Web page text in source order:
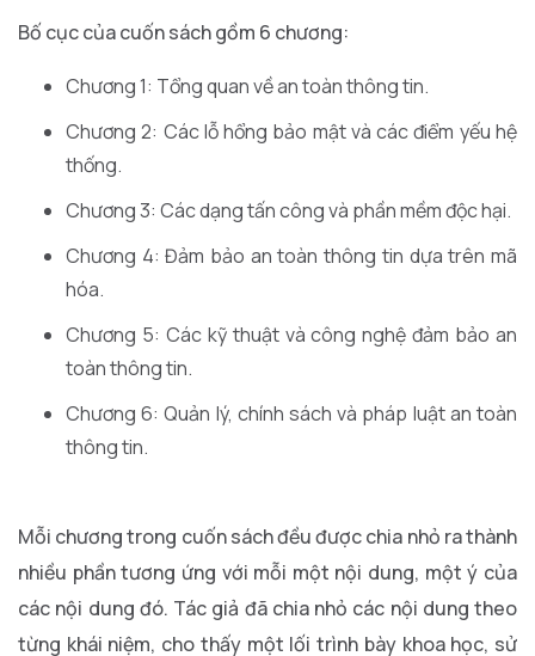
Bố cục của cuốn sách gồm 6 chương:
Chương 1: Tổng quan về an toàn thông tin.
Chương 2: Các lỗ hổng bảo mật và các điểm yếu hệ
thống.
Chương 3: Các dạng tấn công và phần mềm độc hại.
Chương 4: Đảm bảo an toàn thông tin dựa trên mã
hóa.
Chương 5: Các kỹ thuật và công nghệ đảm bảo an
toàn thông tin.
Chương 6: Quản lý, chính sách và pháp luật an toàn
thông tin.
Mỗi chương trong cuốn sách đều được chia nhỏ ra thành
nhiều phần tương ứng với mỗi một nội dung, một ý của
các nội dung đó. Tác giả đã chia nhỏ các nội dung theo
từng khái niệm, cho thấy một lối trình bày khoa học, sử